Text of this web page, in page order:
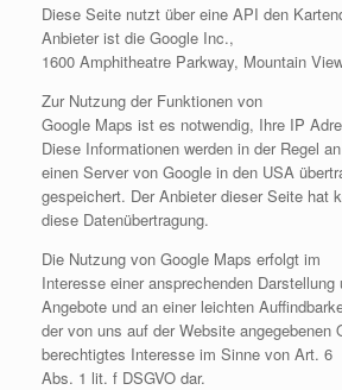
Diese Seite nutzt über eine API den
Anbieter ist die Google Inc.,
1600 Amphitheatre Parkway, Mountain
Zur Nutzung der Funktionen von
Google Maps ist es notwendig, Ihre IP
Diese Informationen werden in der Regel an
einen Server von Google in den USA
gespeichert. Der Anbieter dieser Seite hat
diese Datenübertragung.
Die Nutzung von Google Maps erfolgt im
Interesse einer ansprechenden Darstellung
Angebote und an einer leichten
der von uns auf der Website angegebenen
berechtigtes Interesse im Sinne von Art. 6
Abs. 1 lit. f DSGVO dar.